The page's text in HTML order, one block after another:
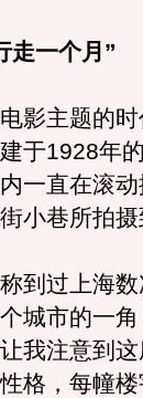
走一个月”
主题的时
于1928年
一直在滚
小巷所拍摄
过上海数
城市的一
我注意到
格，每幢